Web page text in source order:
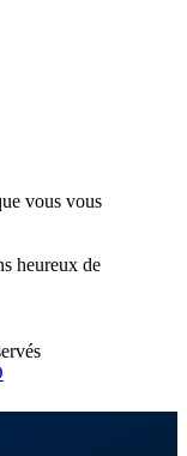
vous vous
heureux de